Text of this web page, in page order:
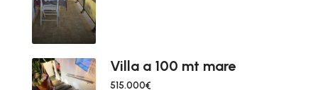
Villa a 100 mt mare
515.000€